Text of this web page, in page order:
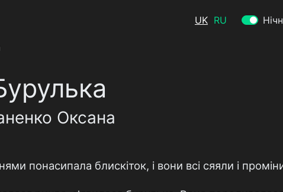
UK RU
Оксана
понасипала блискіток, і вони всі сяяли і